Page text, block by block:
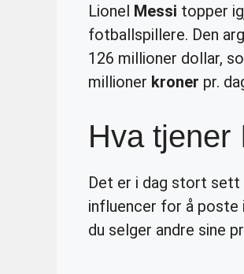
Lionel Messi topper
fotballspillere. Den
126 millioner dollar,
millioner kroner pr.
Hva tjener
Det er i dag stort sett
influencer for å poste
du selger andre sine